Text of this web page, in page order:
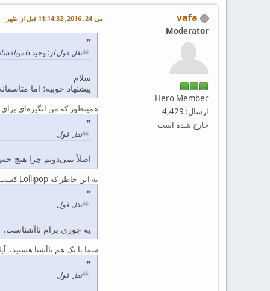
vafa
Moderator
Hero Member
ارسال: 4,429
خارج شده است
می 24, 2016, 11:14:32 قبل از ظهر
نقل قول از: وحید دامن‌افشان در آپریل 23, 2016,
سلام
پیشنهاد خوبیه؛ اما
همینطور که من انگیزه‌ای
نقل قول
اصلاً نمی‌دونم چرا هیچ
به این خاطر که Lollipop کسب و کار شما را بر هم خواهد زد. در واقع با وجود Lollipop احتیاجی به سایت xelinic و .. نخواهد بود.
نقل قول
یه جوری برام ناآشناست.
شما با تک هم ناآشنا هستید.
نقل قول